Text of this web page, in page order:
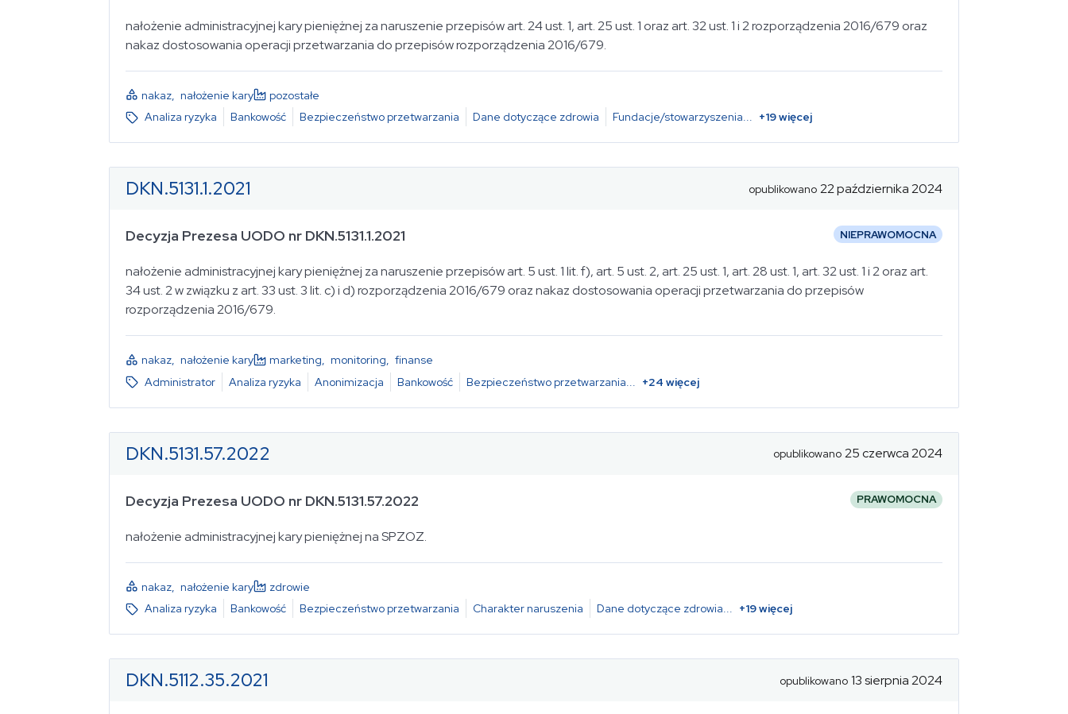
nałożenie administracyjnej kary pieniężnej za naruszenie przepisów art. 24 ust. 1, art. 25 ust. 1 oraz art. 32 ust. 1 i 2 rozporządzenia 2016/679 oraz
nakaz dostosowania operacji przetwarzania do przepisów rozporządzenia 2016/679.
nakaz nałożenie kary
pozostałe
Analiza ryzyka
Bankowość Bezpieczeństwo przetwarzania Dane dotyczące zdrowia Fundacje/stowarzyszenia... +19więcej
DKN.5131.1.2021 opublikowano 22 października 2024
Decyzja Prezesa UODO nr DKN.5131.1.2021 NIEPRAWOMOCNA
nałożenie administracyjnej kary pieniężnej za naruszenie przepisów art. 5 ust. 1 lit. f), art. 5 ust. 2, art. 25 ust. 1, art. 28 ust. 1, art. 32 ust. 1 i 2 oraz art.
34 ust. 2 w związku z art. 33 ust. 3 lit. c) i d) rozporządzenia 2016/679 oraz nakaz dostosowania operacji przetwarzania do przepisów
rozporządzenia 2016/679.
nakaz, nałożenie kary marketing, monitoring, finanse
Administrator
Analiza ryzyka Anonimizacja Bankowość Bezpieczeństwo przetwarzania +24 więcej
DKN.5131.57.2022 opublikowano 25 czerwca 2024
Decyzja Prezesa UODO nr DKN.5131.57.2022 PRAWOMOCNA
nałożenie administracyjnej kary pieniężnej na SPZOZ.
nakaz nałożenie kary
zdrowie
Analiza ryzyka
Bankowość Bezpieczeństwo przetwarzania Charakter naruszenia Dane dotyczące zdrowia... +19więcej
DKN.5112.35.2021 opublikowano 13 sierpnia 2024